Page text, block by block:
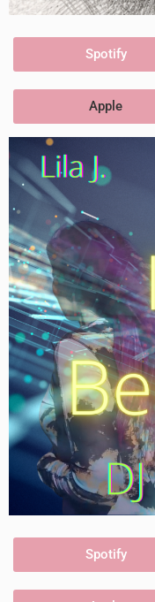
Spotify
Apple
Spotify